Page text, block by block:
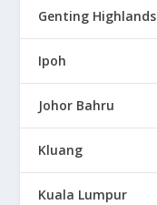
Genting Highlands
Ipoh
Johor Bahru
Kluang
Kuala Lumpur